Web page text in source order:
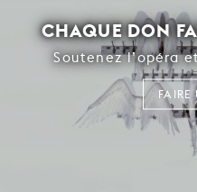
CHAQUE DON
Soutenez l’opéra
FAIRE